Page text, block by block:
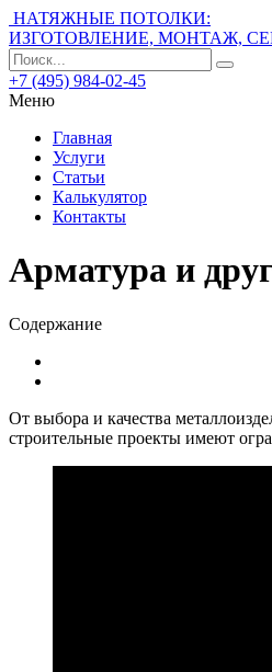
НАТЯЖНЫЕ ПОТОЛКИ:
ИЗГОТОВЛЕНИЕ, МОНТАЖ,
+7 (495) 984-02-45
Меню
Главная
Услуги
Статьи
Калькулятор
Контакты
Арматура и
Содержание
От выбора и качества
строительные проекты имеют